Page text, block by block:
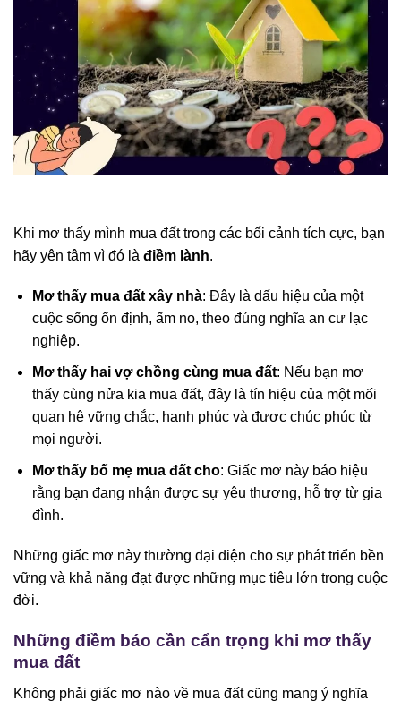
Khi mơ thấy mình mua đất trong các bối cảnh tích cực, bạn
hãy yên tâm vì đó là điềm lành.
Mơ thấy mua đất xây nhà: Đây là dấu hiệu của một
cuộc sống ổn định, ấm no, theo đúng nghĩa an cư lạc
nghiệp.
Mơ thấy hai vợ chồng cùng mua đất: Nếu bạn mơ
thấy cùng nửa kia mua đất, đây là tín hiệu của một mối
quan hệ vững chắc, hạnh phúc và được chúc phúc từ
mọi người.
Mơ thấy bố mẹ mua đất cho: Giấc mơ này báo hiệu
rằng bạn đang nhận được sự yêu thương, hỗ trợ từ gia
đình.
Những giấc mơ này thường đại diện cho sự phát triển bền
vững và khả năng đạt được những mục tiêu lớn trong cuộc
đời.
Những điềm báo cần cẩn trọng khi mơ thấy
mua đất
Không phải giấc mơ nào về mua đất cũng mang ý nghĩa